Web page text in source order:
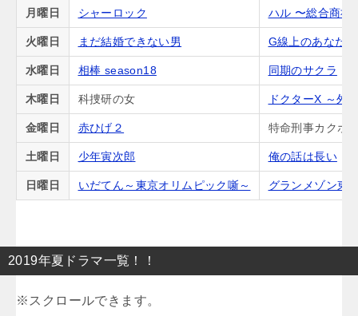
月曜日 シャーロック ハル 〜総合商社
火曜日 まだ結婚できない男 G線上のあなた
水曜日 相棒 season18 同期のサクラ
木曜日 科捜研の女 ドクターX ～外
金曜日 赤ひげ２ 特命刑事カクホ
土曜日 少年寅次郎 俺の話は長い
日曜日 いだてん～東京オリムピック噺～ グランメゾン東
2019年夏ドラマ一覧！！